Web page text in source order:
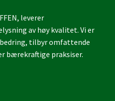
leverer
av høy kvalitet. Vi er
tilbyr omfattende
bærekraftige praksiser.